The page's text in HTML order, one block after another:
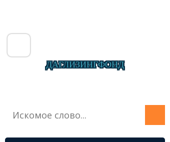
ДАГЛИЗИНГФОНД
О фонде